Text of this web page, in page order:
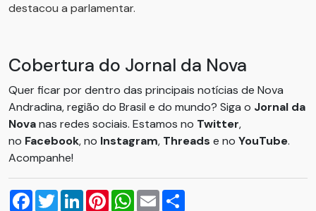
destacou a parlamentar.
Cobertura do Jornal da Nova
Quer ficar por dentro das principais notícias de Nova
Andradina, região do Brasil e do mundo? Siga o Jornal da
Novanas redes sociais. Estamos no Twitter,
no Facebook, no Instagram, Threads e no YouTube.
Acompanhe!
Facebook
TwitterLinkedInPinterestWhatsApp
Email